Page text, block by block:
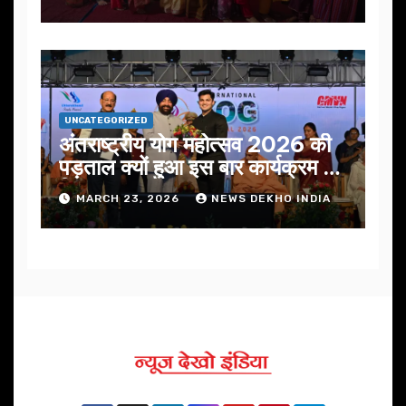
UNCATEGORIZED
अंतराष्ट्रीय योग महोत्सव 2026 की
पड़ताल क्यों हुआ इस बार कार्यक्रम में
निखार
MARCH 23, 2026 NEWS DEKHO INDIA